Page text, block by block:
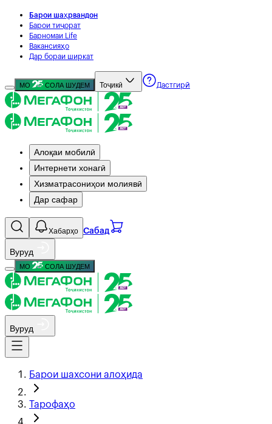
Барои шаҳрвандон
Барои тиҷорат
Барномаи Life
Вакансияҳо
Дар бораи ширкат
МО СОЛА ШУДЕМ Тоҷикӣ Дастгирӣ
Алоқаи мобилӣ
Интернети хонагӣ
Хизматрасониҳои молиявӣ
Дар сафар
Хабарҳо Сабад
Вуруд
МО СОЛА ШУДЕМ
Вуруд
Барои шахсони алоҳида
Тарофаҳо